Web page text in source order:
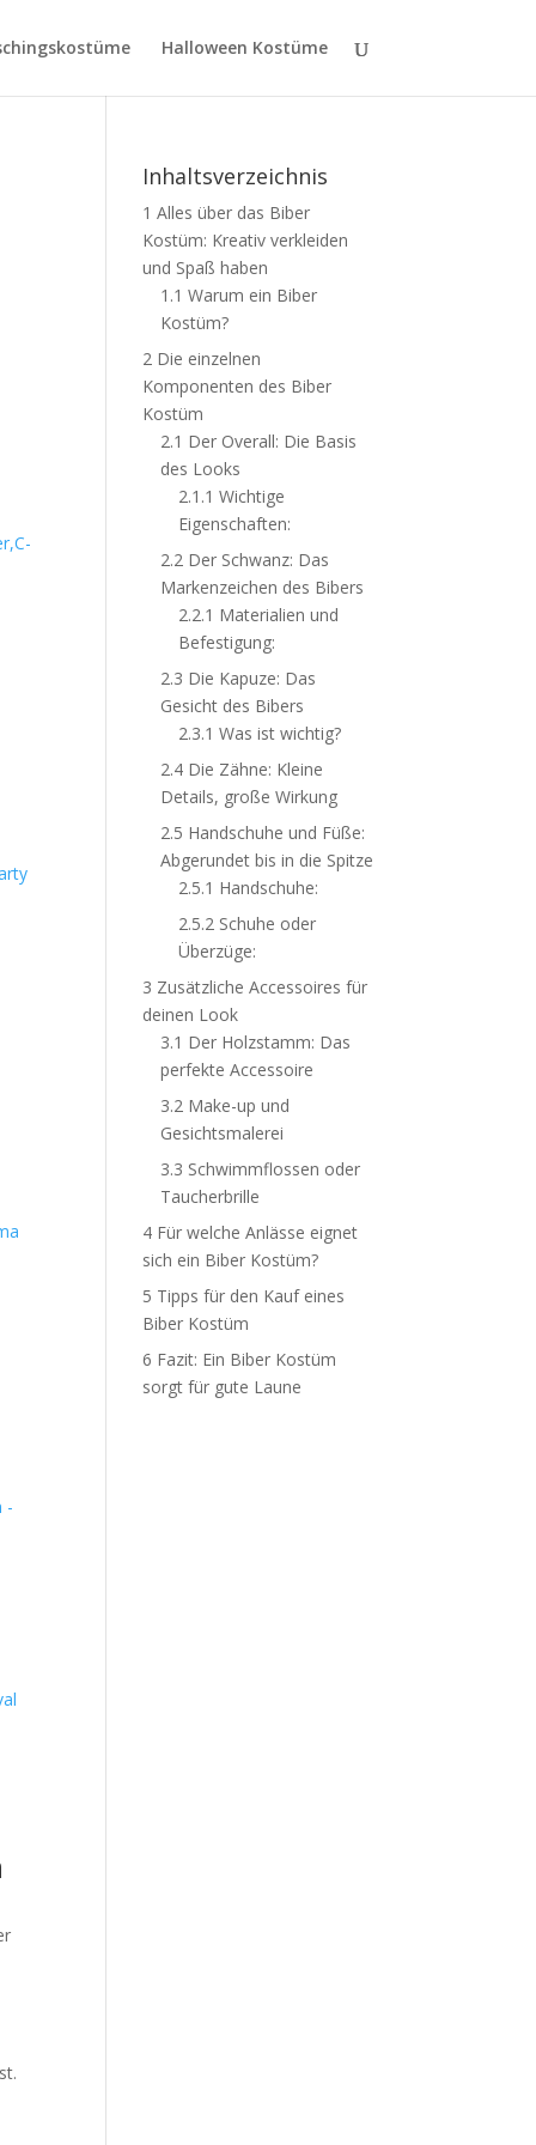
Halloween Kostüme
Inhaltsverzeichnis
1 Alles über das Biber
Kostüm: Kreativ verkleiden
und Spaß haben
1.1 Warum ein Biber
Kostüm?
2 Die einzelnen
Komponenten des Biber
Kostüm
2.1 Der Overall: Die Basis
des Looks
2.1.1 Wichtige
Eigenschaften:
2.2 Der Schwanz: Das
Markenzeichen des Bibers
2.2.1 Materialien und
Befestigung:
2.3 Die Kapuze: Das
Gesicht des Bibers
2.3.1 Was ist wichtig?
2.4 Die Zähne: Kleine
Details, große Wirkung
2.5 Handschuhe und Füße:
Abgerundet bis in die Spitze
2.5.1 Handschuhe:
2.5.2 Schuhe oder
Überzüge:
3 Zusätzliche Accessoires für
deinen Look
3.1 Der Holzstamm: Das
perfekte Accessoire
3.2 Make-up und
Gesichtsmalerei
3.3 Schwimmflossen oder
Taucherbrille
4 Für welche Anlässe eignet
sich ein Biber Kostüm?
5 Tipps für den Kauf eines
Biber Kostüm
6 Fazit: Ein Biber Kostüm
sorgt für gute Laune